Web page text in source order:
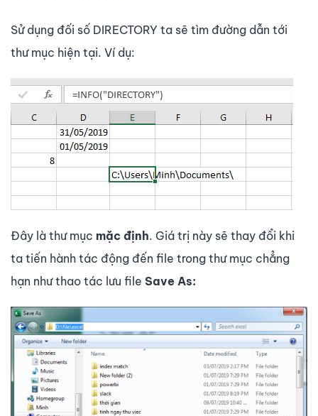
Sử dụng đối số DIRECTORY ta sẽ tìm đường dẫn tới
thư mục hiện tại. Ví dụ:
Đây là thư mục mặc định. Giá trị này sẽ thay đổi khi
ta tiến hành tác động đến file trong thư mục chẳng
hạn như thao tác lưu file Save As: